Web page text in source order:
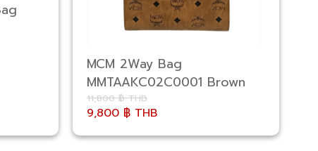
MCM 2Way Bag
MMTAAKC02C0001 Brown
11,800 ฿ THB
9,800 ฿ THB